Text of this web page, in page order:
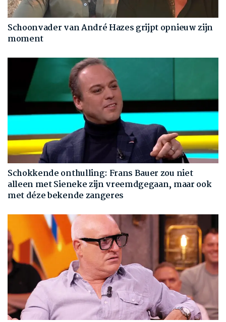
Schoonvader van André Hazes grijpt opnieuw zijn
moment
Schokkende onthulling: Frans Bauer zou niet
alleen met Sieneke zijn vreemdgegaan, maar ook
met déze bekende zangeres